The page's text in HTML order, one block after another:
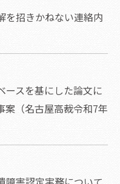
を招きかねない連絡内
ースを基にした論文に
案（名古屋高裁令和7年